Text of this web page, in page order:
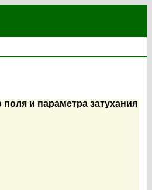
и параметра затухания